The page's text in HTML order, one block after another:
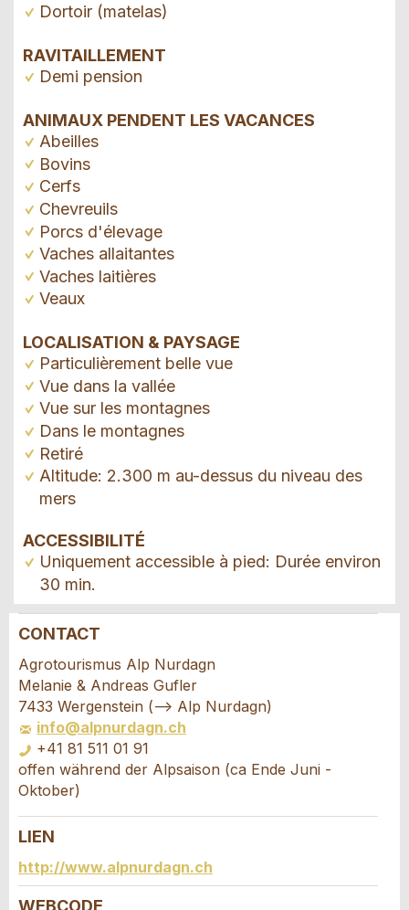
Dortoir (matelas)
RAVITAILLEMENT
Demi pension
ANIMAUX PENDENT LES VACANCES
Abeilles
Bovins
Cerfs
Chevreuils
Porcs d'élevage
Vaches allaitantes
Vaches laitières
Veaux
LOCALISATION & PAYSAGE
Particulièrement belle vue
Vue dans la vallée
Vue sur les montagnes
Dans le montagnes
Retiré
Altitude: 2.300 m au-dessus du niveau des
mers
ACCESSIBILITÉ
Uniquement accessible à pied: Durée environ
30 min.
Annonces répréhensibles
Vos commentaires sont grandement appréciés!
Commentaires généraux
Cette annonce n'est plus valable
Annonce incomplète
Recommander l'annonce
Recommandez cette annonce à des amis.
CONTACT
Agrotourismus Alp Nurdagn
Melanie & Andreas Gufler
7433 Wergenstein (--> Alp Nurdagn)
info@alpnurdagn.ch
+41 81 511 01 91
offen während der Alpsaison (ca Ende Juni -
Oktober)
Demande de réservation
Composez un message à la personne de
LIEN
http://www.alpnurdagn.ch
WEBCODE